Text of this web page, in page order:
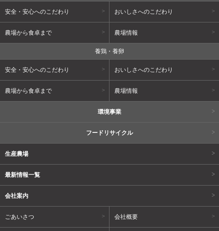
安全・安心へのこだわり おいしさへのこだわり
農場から食卓まで 農場情報
養鶏・養卵
安全・安心へのこだわり おいしさへのこだわり
農場から食卓まで 農場情報
環境事業
フードリサイクル
生産農場
最新情報一覧
会社案内
ごあいさつ 会社概要